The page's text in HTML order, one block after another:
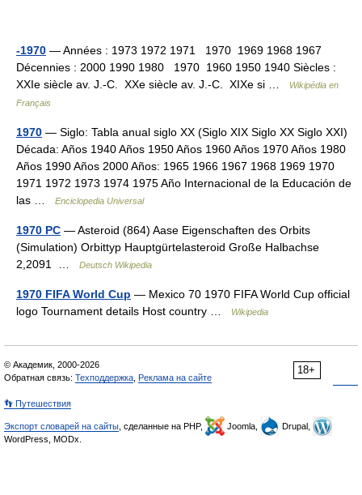
-1970 — Années : 1973 1972 1971 1970 1969 1968 1967
Décennies : 2000 1990 1980 1970 1960 1950 1940 Siècles :
XXIe siècle av. J.‑C. XXe siècle av. J.‑C. XIXe si …
Wikipédia en
Français
1970 — Siglo: Tabla anual siglo XX (Siglo XIX Siglo XX Siglo XXI)
Década: Años 1940 Años 1950 Años 1960 Años 1970 Años 1980
Años 1990 Años 2000 Años: 1965 1966 1967 1968 1969 1970
1971 1972 1973 1974 1975 Año Internacional de la Educación de
las …
Enciclopedia Universal
1970 PC — Asteroid (864) Aase Eigenschaften des Orbits
(Simulation) Orbittyp Hauptgürtelasteroid Große Halbachse
2,2091 …
Deutsch Wikipedia
1970 FIFA World Cup — Mexico 70 1970 FIFA World Cup official
logo Tournament details Host country …
Wikipedia
18+
© Академик, 2000-2026
Обратная связь: Техподдержка Реклама на сайте
👣 Путешествия
Экспорт словарей на сайты , сделанные на PHP, Joomla,
Drupal,
WordPress, MODx.